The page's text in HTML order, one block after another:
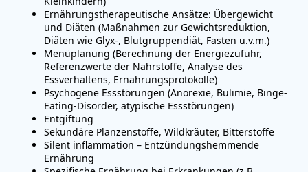
Ernährungstherapeutische Ansätze: Übergewicht
und Diäten (Maßnahmen zur Gewichtsreduktion,
Diäten wie Glyx-, Blutgruppendiät, Fasten u.v.m.)
Menüplanung (Berechnung der Energiezufuhr,
Referenzwerte der Nährstoffe, Analyse des
Essverhaltens, Ernährungsprotokolle)
Psychogene Essstörungen (Anorexie, Bulimie, Binge-
Eating-Disorder, atypische Essstörungen)
Entgiftung
Sekundäre Planzenstoffe, Wildkräuter, Bitterstoffe
Silent inflammation – Entzündungshemmende
Ernährung